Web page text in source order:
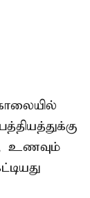
உணவும்